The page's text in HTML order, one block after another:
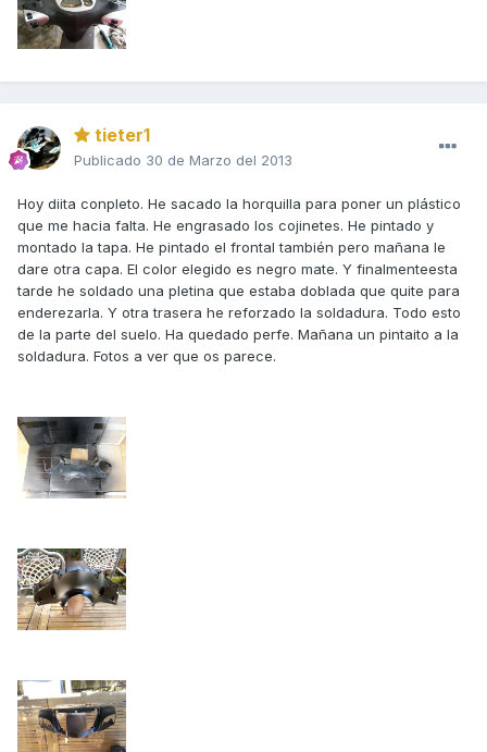
tieter1
Publicado 30 de Marzo del 2013
Hoy diita conpleto. He sacado la horquilla para poner un plástico
que me hacia falta. He engrasado los cojinetes. He pintado y
montado la tapa. He pintado el frontal también pero mañana le
dare otra capa. El color elegido es negro mate. Y finalmenteesta
tarde he soldado una pletina que estaba doblada que quite para
enderezarla. Y otra trasera he reforzado la soldadura. Todo esto
de la parte del suelo. Ha quedado perfe. Mañana un pintaito a la
soldadura. Fotos a ver que os parece.